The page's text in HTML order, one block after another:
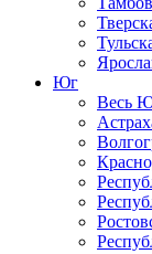
Юг
Весь